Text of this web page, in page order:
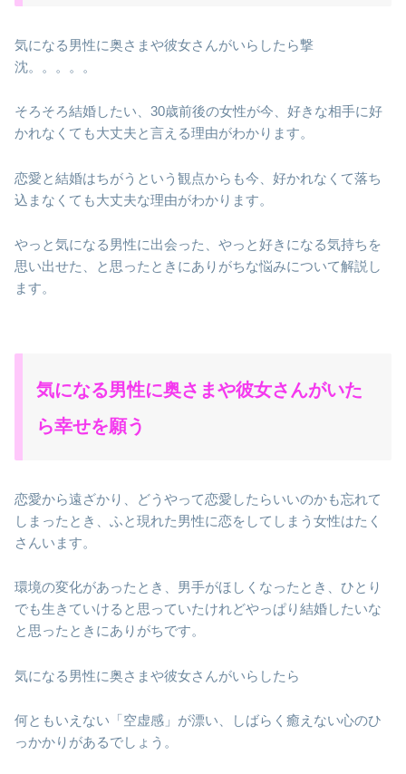
気になる男性に奥さまや彼女さんがいらしたら撃
沈。。。。。
そろそろ結婚したい、30歳前後の女性が今、好きな相手に好
かれなくても大丈夫と言える理由がわかります。
恋愛と結婚はちがうという観点からも今、好かれなくて落ち
込まなくても大丈夫な理由がわかります。
やっと気になる男性に出会った、やっと好きになる気持ちを
思い出せた、と思ったときにありがちな悩みについて解説し
ます。
気になる男性に奥さまや彼女さんがいた
ら幸せを願う
恋愛から遠ざかり、どうやって恋愛したらいいのかも忘れて
しまったとき、ふと現れた男性に恋をしてしまう女性はたく
さんいます。
環境の変化があったとき、男手がほしくなったとき、ひとり
でも生きていけると思っていたけれどやっぱり結婚したいな
と思ったときにありがちです。
気になる男性に奥さまや彼女さんがいらしたら
何ともいえない「空虚感」が漂い、しばらく癒えない心のひ
っかかりがあるでしょう。